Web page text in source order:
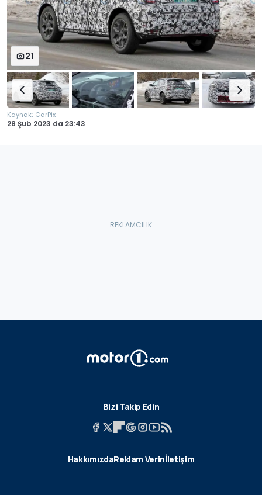
21
Kaynak: CarPix
28 Şub 2023 da 23:43
Bizi Takip Edin
HakkımızdaReklam Verinİletişim